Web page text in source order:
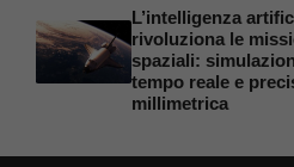
L’intelligenza
rivoluziona le
spaziali:
tempo reale e
millimetrica